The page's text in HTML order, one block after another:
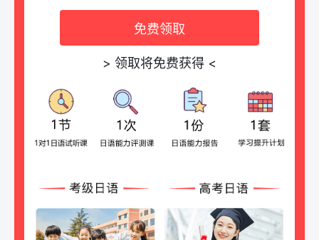
免费领取
> 领取将免费获得 <